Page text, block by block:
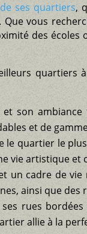
ses quartiers,
vous
des écoles
quartiers
son
et de
le quartier le
vie artistique et
un cadre de
ainsi que des
rues
allie à la